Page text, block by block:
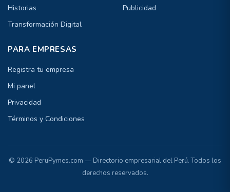
Historias
Transformación Digital
Publicidad
PARA EMPRESAS
Registra tu empresa
Mi panel
Privacidad
Términos y Condiciones
© 2026 PeruPymes.com — Directorio empresarial del Perú. Todos los
derechos reservados.